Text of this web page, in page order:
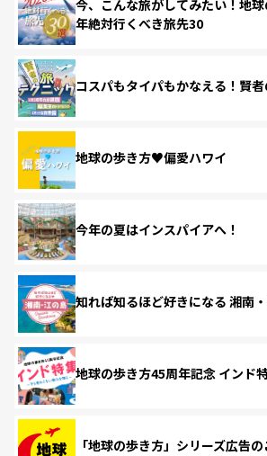
今、こんな旅がしてみたい！地
年絶対行くべき旅先30
コスパもタイパもかなえる！賢
地球の歩き方♥偏愛ハワイ
今年の夏はインスパイアへ！
知れば知るほど好きになる 湘南
地球の歩き方45周年記念 インド
「地球の歩き方」シリーズ広告